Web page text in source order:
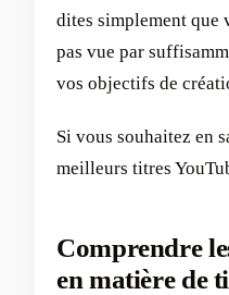
dites simplement que
pas vue par
vos objectifs de
Si vous souhaitez en
meilleurs titres
Comprendre
en matière de